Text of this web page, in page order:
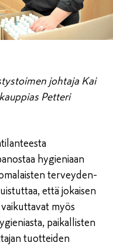
johtaja Kai
Petteri
hygieniaan
terveyden-
että jokaisen
myös
paikallisten
tuotteiden